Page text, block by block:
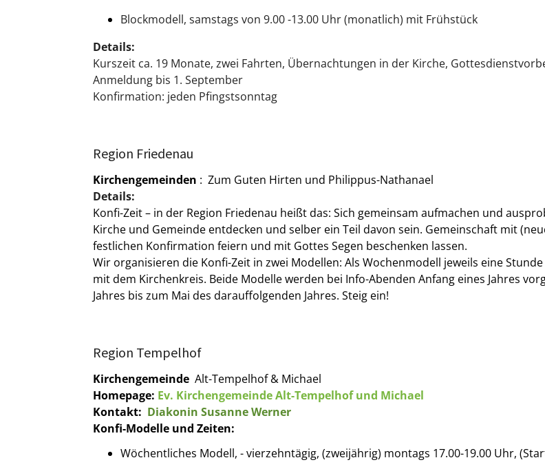
Blockmodell, samstags von 9.00 -13.00 Uhr (monatlich) mit Frühstück
Details:
Kurszeit ca. 19 Monate, zwei Fahrten, Übernachtungen in der Kirche,
Anmeldung bis 1. September
Konfirmation: jeden Pfingstsonntag
Region Friedenau
Kirchengemeinden : Zum Guten Hirten und Philippus-Nathanael
Details:
Konfi-Zeit – in der Region Friedenau heißt das: Sich gemeinsam aufmachen und
Kirche und Gemeinde entdecken und selber ein Teil davon sein. Gemeinschaft mit
festlichen Konfirmation feiern und mit Gottes Segen beschenken lassen.
Wir organisieren die Konfi-Zeit in zwei Modellen: Als Wochenmodell jeweils eine
mit dem Kirchenkreis. Beide Modelle werden bei Info-Abenden Anfang eines Jahres
Jahres bis zum Mai des darauffolgenden Jahres. Steig ein!
Region Tempelhof
Kirchengemeinde Alt-Tempelhof & Michael
Homepage: Ev. Kirchengemeinde Alt-Tempelhof und Michael
Kontakt: Diakonin Susanne Werner
Konfi-Modelle und Zeiten:
Wöchentliches Modell, - vierzehntägig, (zweijährig) montags 17.00-19.00 Uhr,